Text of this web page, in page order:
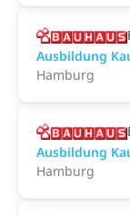
Ausbildung
Hamburg
Ausbildung
Hamburg